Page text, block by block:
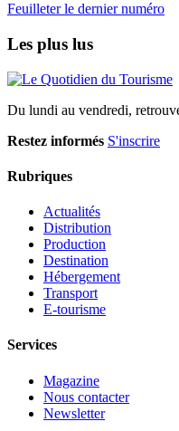
Feuilleter le dernier numéro
Les plus lus
Du lundi au vendredi,
Restez informés S'inscrire
Rubriques
Actualités
Distribution
Production
Destination
Hébergement
Transport
E-tourisme
Services
Magazine
Nous contacter
Newsletter